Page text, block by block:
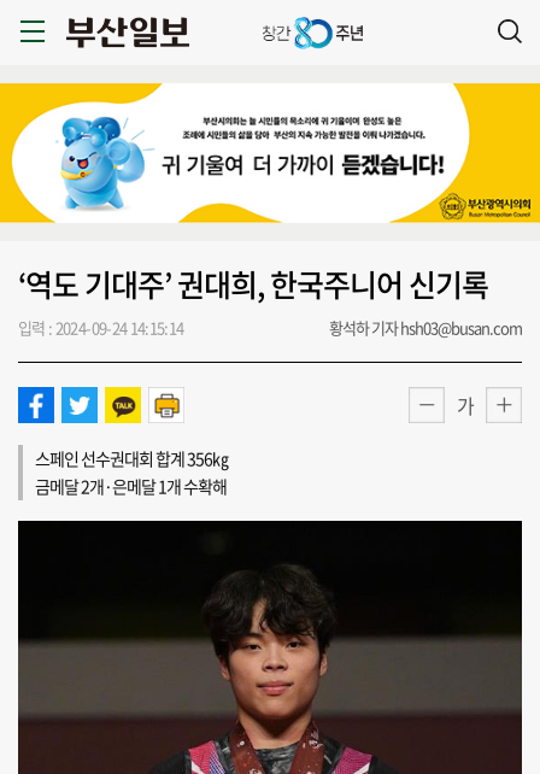
‘역도 기대주’ 권대희, 한국주니어 신기록
입력 : 2024-09-24 14:15:14 황석하 기자 hsh03@busan.com
가
스페인 선수권대회 합계 356㎏
금메달 2개·은메달 1개 수확해